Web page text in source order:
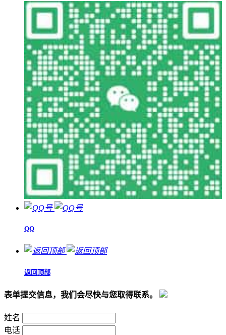
QQ
返回顶部
表单提交信息，我们会尽快与您取得联系。
姓名
电话